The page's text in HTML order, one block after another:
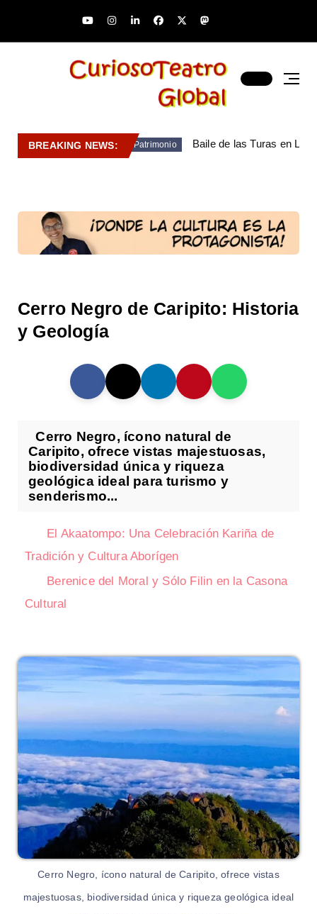
BREAKING NEWS: Patrimonio Baile de las Turas en
Cerro Negro de Caripito: Historia
y Geología
Cerro Negro, ícono natural de
Caripito, ofrece vistas majestuosas,
biodiversidad única y riqueza
geológica ideal para turismo y
senderismo...
El Akaatompo: Una Celebración Kariña de
Tradición y Cultura Aborígen
Berenice del Moral y Sólo Filin en la Casona
Cultural
Cerro Negro, ícono natural de Caripito, ofrece vistas
majestuosas, biodiversidad única y riqueza geológica ideal